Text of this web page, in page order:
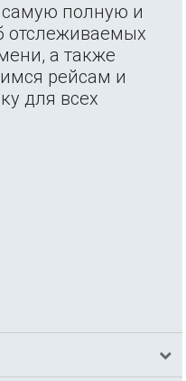
самую полную и
отслеживаемых
а также
рейсам и
для всех